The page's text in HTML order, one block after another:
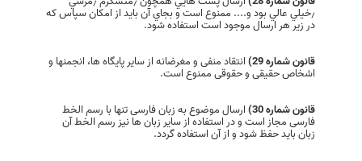
٫‌خيلي عالي بود و.... ممنوع است و بجاي آن باید از امکان سپاس که
در زیر هر ارسال موجود است استفاده شود.
قانون شماره 29) انتقاد منفی و مغرضانه از ساير پایگاه ها، انجمنها و
اشخاص حقیقی و حقوقی ممنوع است.
قانون شماره 30) ارسال موضوع به زبان فارسی تنها با رسم الخط
فارسی مجاز است و در استفاده از سایر زبان ها نیز رسم الخط آن
زبان باید حفظ شود و از آن استفاده گردد.